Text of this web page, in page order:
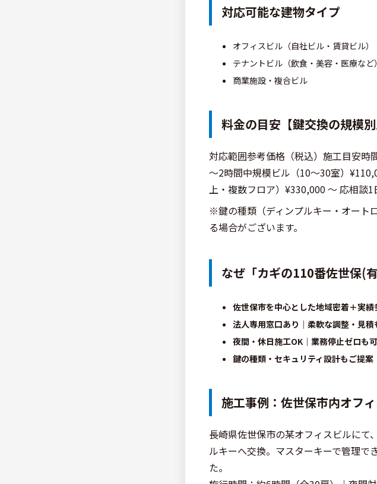
対応可能な建物タイプ
オフィスビル（自社ビル・賃貸ビル）
テナントビル（飲食・美容・医療など）
商業施設・複合ビル
料金の目安【鍵交換の規模別
対応範囲参考価格（税込）施工目安時
～2時間中規模ビル（10～30室）
上・複数フロア）¥330,000 ～ 応相談1
※鍵の種類（ディンプルキー・オート
る場合がございます。
なぜ「カギの110番佐世保(
佐世保市を中心とした地域密着＋実績
法人専用窓口あり｜柔軟な調整・見積
夜間・休日施工OK｜業務停止ゼロも
鍵の種類・セキュリティ設計もご提案
施工事例：佐世保市内オフ
長崎県佐世保市の某オフィスビルにて
ルキーへ交換。マスターキーで管理で
た。